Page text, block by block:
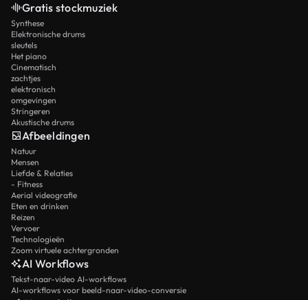
Gratis stockmuziek
Synthese
Elektronische drums
sleutels
Het piano
Cinematisch
zachtjes
elektronisch
omgevingen
Stringeren
Akustische drums
Afbeeldingen
Natuur
Mensen
Liefde & Relaties
- Fitness
Aerial videografie
Eten en drinken
Reizen
Vervoer
Technologieën
Zoom virtuele achtergronden
AI Workflows
Tekst-naar-video AI-workflows
AI-workflows voor beeld-naar-video-conversie